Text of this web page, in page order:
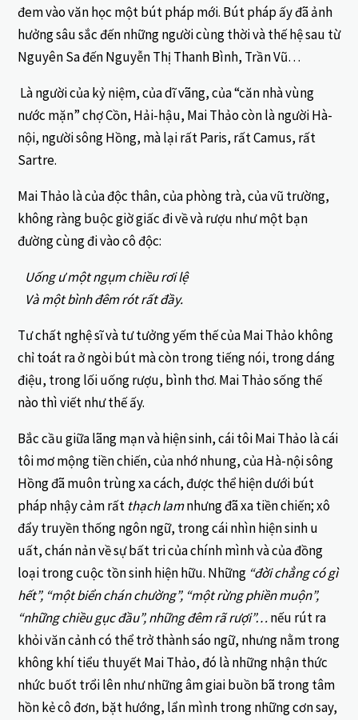
đem vào văn học một bút pháp mới. Bút pháp ấy đã ảnh
hưởng sâu sắc đến những người cùng thời và thế hệ sau từ
Nguyên Sa đến Nguyễn Thị Thanh Bình, Trần Vũ…
Là người của kỷ niệm, của dĩ vãng, của “căn nhà vùng
nước mặn” chợ Cồn, Hải-hậu, Mai Thảo còn là người Hà-
nội, người sông Hồng, mà lại rất Paris, rất Camus, rất
Sartre.
Mai Thảo là của độc thân, của phòng trà, của vũ trường,
không ràng buộc giờ giấc đi về và rượu như một bạn
đường cùng đi vào cô độc:
Uống ư một ngụm chiều rơi lệ
Và một bình đêm rót rất đầy.
Tư chất nghệ sĩ và tư tưởng yếm thế của Mai Thảo không
chỉ toát ra ở ngòi bút mà còn trong tiếng nói, trong dáng
điệu, trong lối uống rượu, bình thơ. Mai Thảo sống thế
nào thì viết như thế ấy.
Bắc cầu giữa lãng mạn và hiện sinh, cái tôi Mai Thảo là cái
tôi mơ mộng tiền chiến, của nhớ nhung, của Hà-nội sông
Hồng đã muôn trùng xa cách, được thể hiện dưới bút
pháp nhậy cảm rất thạch lamnhưng đã xa tiền chiến; xô
đẩy truyền thống ngôn ngữ, trong cái nhìn hiện sinh u
uất, chán nản về sự bất tri của chính mình và của đồng
loại trong cuộc tồn sinh hiện hữu. Những “đời chẳng có gì
hết”, “một biển chán chường”, “một rừng phiền muộn”,
“những chiều gục đầu”, những đêm rã rượi”…nếu rút ra
khỏi văn cảnh có thể trở thành sáo ngữ, nhưng nằm trong
không khí tiểu thuyết Mai Thảo, đó là những nhận thức
nhức buốt trổi lên như những âm giai buồn bã trong tâm
hồn kẻ cô đơn, bặt hướng, lẩn mình trong những cơn say,